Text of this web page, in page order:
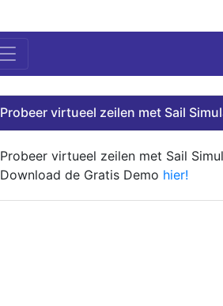
Probeer virtueel zeilen met Sail
Probeer virtueel zeilen met Sail
Download de Gratis Demo hier!